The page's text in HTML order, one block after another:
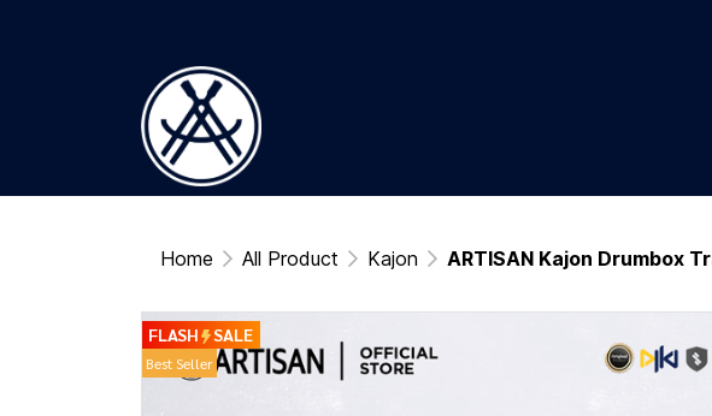
Home All Product Kajon ARTISAN Kajon Drumbox
FLASH SALE
Best Seller